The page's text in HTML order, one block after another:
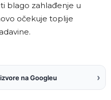
blago zahlađenje u
očekuje toplije
na Googleu ›